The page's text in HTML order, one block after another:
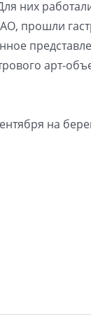
них
прошли
арт-
на